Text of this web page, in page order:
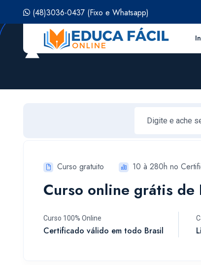
(48)3036-0437 (Fixo e Whatsapp)
Curso gratuito 10 à 280h no
Curso online grátis de
Curso 100% Online
Certificado válido em todo Brasil